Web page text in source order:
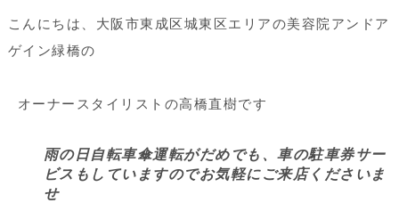
こんにちは、大阪市東成区城東区エリアの美容院アンドア
ゲイン緑橋の
オーナースタイリストの高橋直樹です
雨の日自転車傘運転がだめでも、車の駐車券サー
ビスもしていますのでお気軽にご来店くださいま
せ